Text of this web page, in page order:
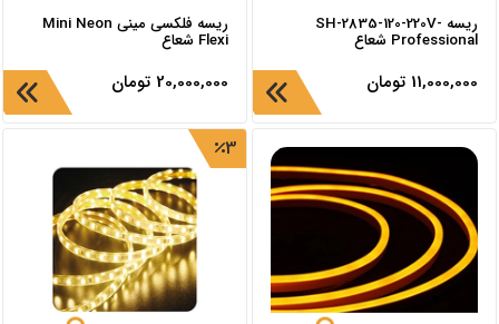
ریسه SH-2835-120-220V-
Professional شعاع
11,000,000 تومان
ریسه فلکسی مینی Mini Neon
Flexi شعاع
20,000,000 تومان
3